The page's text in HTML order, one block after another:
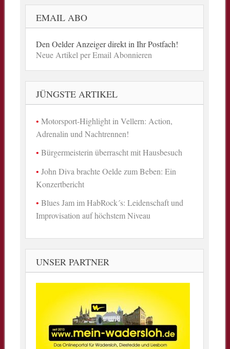
EMAIL ABO
Den Oelder Anzeiger direkt in Ihr Postfach!
Neue Artikel per Email Abonnieren
JÜNGSTE ARTIKEL
Motorsport-Highlight in Vellern: Action,
Adrenalin und Nachtrennen!
Bürgermeisterin überrascht mit Hausbesuch
John Diva brachte Oelde zum Beben: Ein
Konzertbericht
Blues Jam im HabRock´s: Leidenschaft und
Improvisation auf höchstem Niveau
UNSER PARTNER